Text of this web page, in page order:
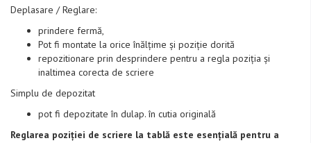
Deplasare / Reglare:
prindere fermă,
Pot fi montate la orice înălțime și poziție dorită
repozitionare prin desprindere pentru a regla poziția și
inaltimea corecta de scriere
Simplu de depozitat
pot fi depozitate în dulap. în cutia originală
Reglarea poziției de scriere la tablă este esențială pentru a